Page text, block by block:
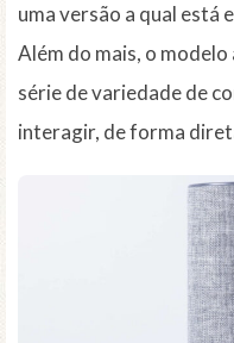
uma versão a qual está
Além do mais, o modelo
série de variedade de
interagir, de forma